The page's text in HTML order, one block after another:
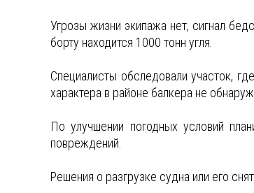
Угрозы жизни экипажа нет, сигнал
борту находится 1000 тонн угля.
Специалисты обследовали участок,
характера в районе балкера не
По улучшении погодных условий
повреждений.
Решения о разгрузке судна или его